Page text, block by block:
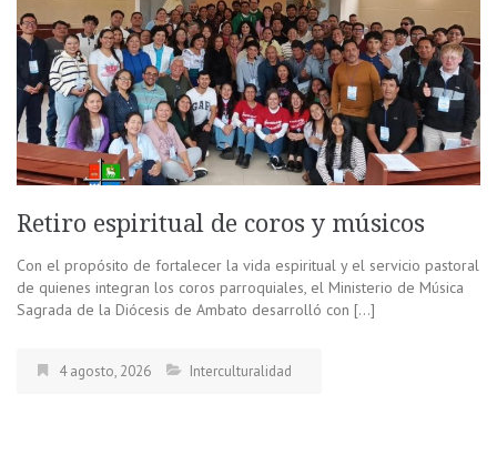
Retiro espiritual de coros y músicos
Con el propósito de fortalecer la vida espiritual y el servicio pastoral
de quienes integran los coros parroquiales, el Ministerio de Música
Sagrada de la Diócesis de Ambato desarrolló con […]
4 agosto, 2026 Interculturalidad